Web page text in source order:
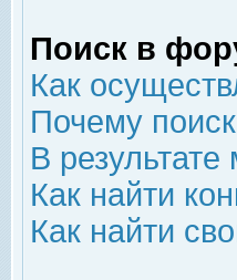
Поиск в
Как
Почему
В
Как найти
Как найти